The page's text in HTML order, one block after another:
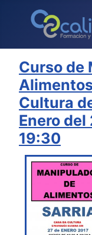
Curso de
Cultura
Enero del
19:30